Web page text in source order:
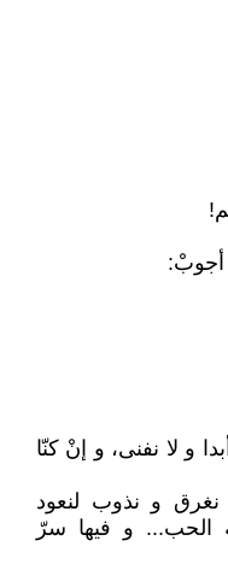
أجوبْ:
و لا نفنى، و إنْ كنّا
نغرق و نذوب لنعود
الحب... و فيها سرّ